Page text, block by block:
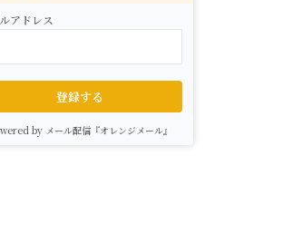
アドレス
登録する
by メール配信『オレンジメール』